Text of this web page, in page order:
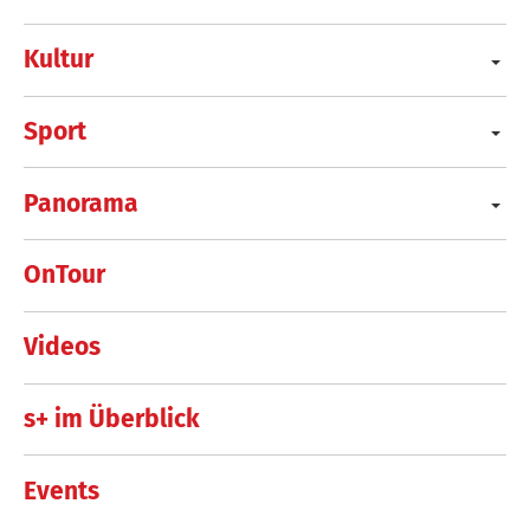
Kultur
Sport
Panorama
OnTour
Videos
s+ im Überblick
Events